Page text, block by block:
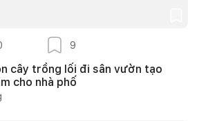
9
cây trồng lối đi sân vườn tạo
cho nhà phố